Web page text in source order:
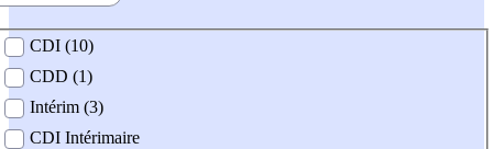
contrat
CDI (10)
CDD (1)
Intérim (3)
CDI Intérimaire